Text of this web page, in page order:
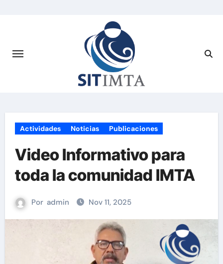
Actividades Noticias Publicaciones
Video Informativo para
toda la comunidad IMTA
Por admin Nov 11, 2025